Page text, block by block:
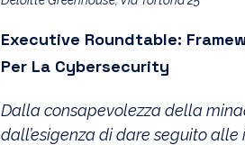
Executive Roundtable:
Per La Cybersecurity
Dalla consapevolezza della
dall’esigenza di dare seguito alle